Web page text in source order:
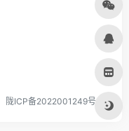
陇ICP备2022001249号